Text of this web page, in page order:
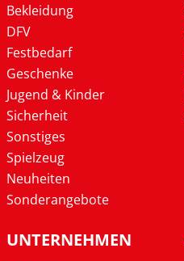
Bekleidung
DFV
Festbedarf
Geschenke
Jugend & Kinder
Sicherheit
Sonstiges
Spielzeug
Neuheiten
Sonderangebote
UNTERNEHMEN